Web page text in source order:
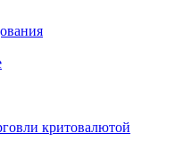
критовалютой